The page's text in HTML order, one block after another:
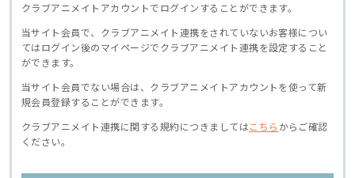
クラブアニメイトアカウントでログインすることができます。
当サイト会員で、クラブアニメイト連携をされていないお客様につい
てはログイン後のマイページでクラブアニメイト連携を設定すること
ができます。
当サイト会員でない場合は、クラブアニメイトアカウントを使って新
規会員登録することができます。
クラブアニメイト連携に関する規約につきましてはこちら からご確認
ください。